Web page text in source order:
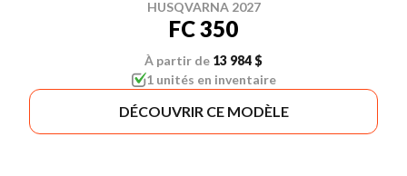
HUSQVARNA 2027
FC 350
À partir de 13 984 $
1 unités en inventaire
DÉCOUVRIR CE MODÈLE